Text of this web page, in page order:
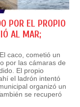
POR EL PROPIO
AL MAR;
caco, cometió un
por las cámaras de
El propio
el ladrón intentó
organizó un
se recuperó